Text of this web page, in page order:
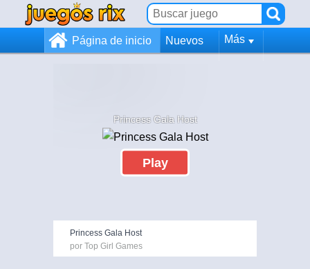
Página de inicio Nuevos Más
Princess Gala Host
Play
Princess Gala Host
por Top Girl Games